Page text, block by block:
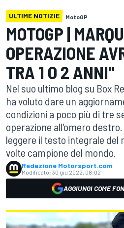
ULTIME NOTIZIE MotoGP
MOTOGP |
OPERAZIONE
TRA 1 O 2 ANNI"
Nel suo ultimo blog su Box
ha voluto dare un
condizioni a poco più di tre
operazione all'omero
leggere il testo integrale del
volte campione del mondo.
Redazione Motorsport.com
Modificato: 30 giu 2022, 08:02
AGGIUNGI COME